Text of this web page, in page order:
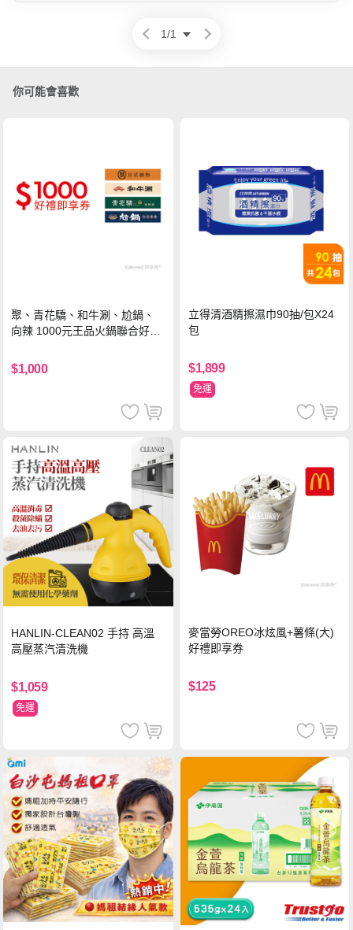
1/1
你可能會喜歡
聚、青花驕、和牛涮、尬鍋、
向辣 1000元王品火鍋聯合好禮
$1,000
立得清酒精擦濕巾90抽/包X24
包
$1,899
免運
HANLIN-CLEAN02 手持 高溫
高壓蒸汽清洗機
$1,059
免運
麥當勞OREO冰炫風+薯條(大)
好禮即享券
$125